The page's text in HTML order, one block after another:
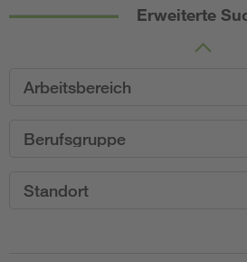
Erweiterte
Arbeitsbereich
Berufsgruppe
Standort